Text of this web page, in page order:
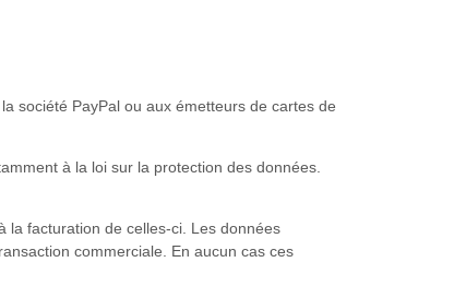
société PayPal ou aux émetteurs de cartes de
à la loi sur la protection des données.
la facturation de celles-ci. Les données
commerciale. En aucun cas ces